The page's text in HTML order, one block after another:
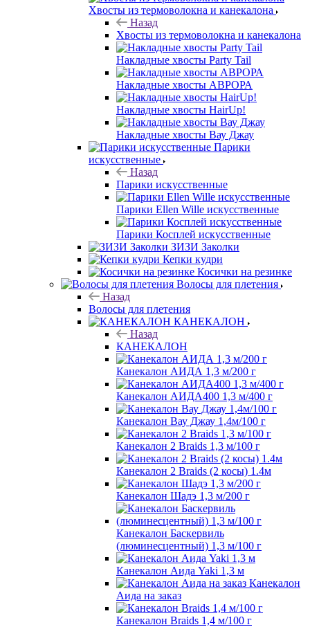
Хвосты из термоволокна и канекалона
Назад
Хвосты из термоволокна и канекалона
Накладные хвосты Party Tail
Накладные хвосты АВРОРА
Накладные хвосты HairUp!
Накладные хвосты Вау Джау
Парики
искусственные
Назад
Парики искусственные
Парики Ellen Wille искусственные
Парики Косплей искусственные
ЗИЗИ Заколки
Кепки кудри
Косички на резинке
Волосы для плетения
Назад
Волосы для плетения
КАНЕКАЛОН
Назад
КАНЕКАЛОН
Канекалон АИДА 1,3 м/200 г
Канекалон АИДА400 1,3 м/400 г
Канекалон Вау Джау 1,4м/100 г
Канекалон 2 Braids 1,3 м/100 г
Канекалон 2 Braids (2 косы) 1.4м
Канекалон Шадэ 1,3 м/200 г
Канекалон Баскервиль
(люминесцентный) 1,3 м/100 г
Канекалон Аида Yaki 1,3 м
Канекалон
Аида на заказ
Канекалон Braids 1,4 м/100 г